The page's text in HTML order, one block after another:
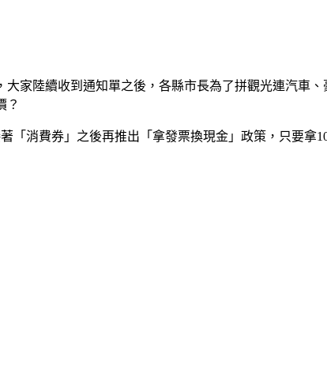
大家陸續收到通知單之後，各縣市長為了拼觀光連汽車
？
「消費券」之後再推出「拿發票換現金」政策，只要拿